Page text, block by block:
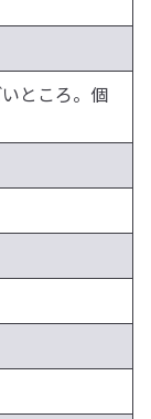
ところ。個